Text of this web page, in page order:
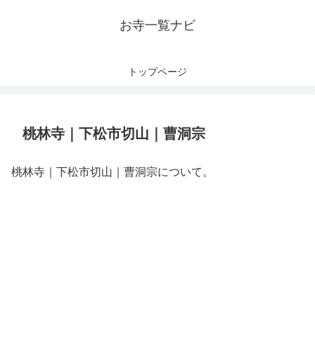
お寺一覧ナビ
トップページ
桃林寺｜下松市切山｜曹洞宗
桃林寺｜下松市切山｜曹洞宗について。